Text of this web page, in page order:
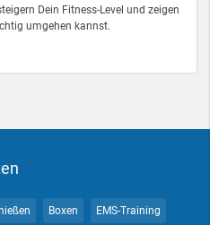
Dein Fitness-Level und zeigen
umgehen kannst.
Boxen EMS-Training